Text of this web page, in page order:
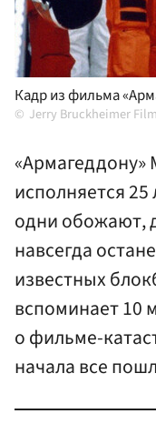
Кадр из фильма
Jerry Bruckheimer
«Армагеддону»
исполняется
одни обожают,
навсегда
известных
вспоминает 10
о фильме-
начала все